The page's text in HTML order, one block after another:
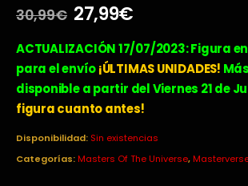
30,99€ El
precio
original
era:
30,99€.
27,99€El
actual
es:
27,99€.
ACTUALIZACIÓN 17/07/2023: Figura
para el envío¡ÚLTIMAS UNIDADES!
disponible a partir del Viernes 21 de
figura cuanto antes!
Disponibilidad: Sin existencias
Categorías:Masters Of The Universe,